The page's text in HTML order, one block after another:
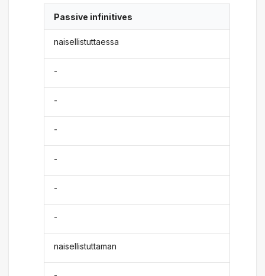
Passive infinitives
naisellistuttaessa
-
-
-
-
-
-
naisellistuttaman